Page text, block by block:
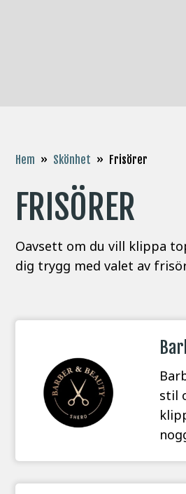
Hem » Skönhet » Frisörer
FRISÖRER
Oavsett om du vill klippa
dig trygg med valet av
stil